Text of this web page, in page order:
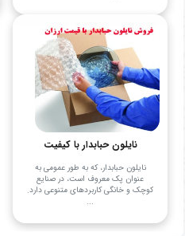
نایلون حبابدار با کیفیت
نایلون حبابدار، که به طور عمومی به
عنوان پک معروف است، در صنایع
کوچک و خانگی کاربردهای متنوعی دارد.
...